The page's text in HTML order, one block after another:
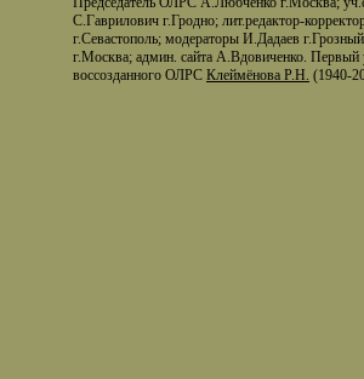
С.Гаврилович г.Гродно; лит.редактор-
г.Севастополь; модераторы И.Дадаев
г.Москва; админ. сайта А.Вдовиченко. Первый
воссозданного ОЛРС Клеймёнова Р.Н. (1940-